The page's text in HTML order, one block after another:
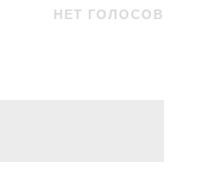
НЕТ ГОЛОСОВ